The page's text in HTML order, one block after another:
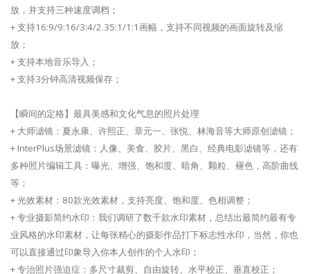
放，并支持三种速度调档；
+ 支持16:9/9:16/3:4/2.35:1/1:1画幅，支持不同视频的画面旋转及缩
放；
+ 支持本地音乐导入；
+ 支持3分钟高清视频保存；
【瞬间的定格】最具美感和文化气息的照片处理
+ 大师滤镜：夏永康、许熙正、章元一、张悦、林海音等大师原创滤镜；
+ InterPlus场景滤镜：人像、美食、胶片、黑白、经典电影滤镜等，还有
多种照片编辑工具：曝光、增强、饱和度、暗角、颗粒、褪色，高阶曲线
等；
+ 光效素材：80款光效素材，支持亮度、饱和度、色相调整；
+ 专业摄影简约水印：我们调研了数千款水印素材，总结出最简约最有专
业风格的水印素材，让每张精心的摄影作品打下标志性水印，当然，你也
可以直接通过印象导入你本人创作的个人水印；
+ 专治照片强迫症：多尺寸裁剪、自由旋转、水平校正、垂直校正；